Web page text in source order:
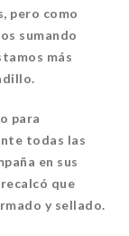
pero como
sumando
más
para
todas las
en sus
que
y sellado.